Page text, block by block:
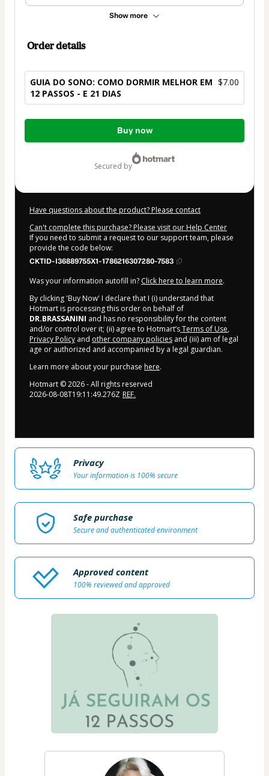
Show more
Order details
GUIA DO SONO: COMO DORMIR MELHOR EM
12 PASSOS - E 21 DIAS
$7.00
Total
Buy now
secured by
Have questions about the product? Please contact
Can't complete this purchase? Please visit our Help Center
If you need to submit a request to our support team, please
provide the code below:
CKTID-I36889755X1-1786216307280-7583
Was your information autofill in? Click here to learn more.
By clicking 'Buy Now' I declare that I (i) understand that
Hotmart is processing this order on behalf of
DR.BRASSANINI and has no responsibility for the content
and/or control over it; (ii) agree to Hotmart’sTerms of Use,
Privacy Policy and other company policies and (iii) am of legal
age or authorized and accompanied by a legal guardian.
Learn more about your purchase here.
Hotmart ©2026- All rights reserved
2026-08-08T19:11:49.276Z REF.
Privacy
Your information is 100% secure
Safe purchase
Secure and authenticated environment
Approved content
100% reviewed and approved